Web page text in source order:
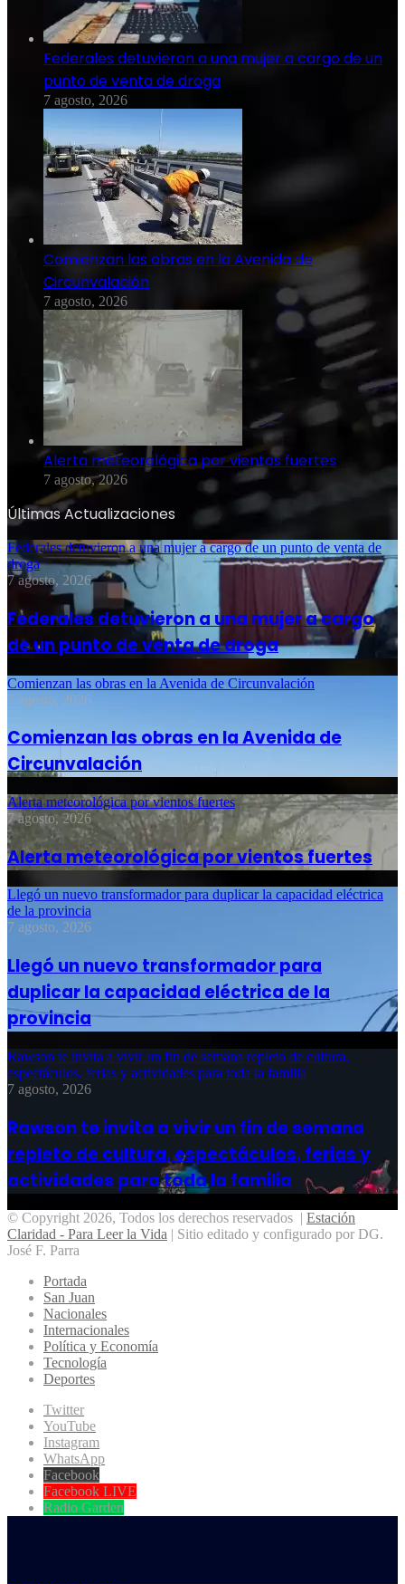
Federales detuvieron a una mujer a cargo de un
punto de venta de droga
7 agosto, 2026
Comienzan las obras en la Avenida de
Circunvalación
7 agosto, 2026
Alerta meteorológica por vientos fuertes
7 agosto, 2026
Últimas Actualizaciones
Federales detuvieron a una mujer a cargo de un punto de venta de
droga
7 agosto, 2026
Federales detuvieron a una mujer a cargo
de un punto de venta de droga
Comienzan las obras en la Avenida de Circunvalación
7 agosto, 2026
Comienzan las obras en la Avenida de
Circunvalación
Alerta meteorológica por vientos fuertes
7 agosto, 2026
Alerta meteorológica por vientos fuertes
Llegó un nuevo transformador para duplicar la capacidad eléctrica
de la provincia
7 agosto, 2026
Llegó un nuevo transformador para
duplicar la capacidad eléctrica de la
provincia
Rawson te invita a vivir un fin de semana repleto de cultura,
espectáculos, ferias y actividades para toda la familia
7 agosto, 2026
Rawson te invita a vivir un fin de semana
repleto de cultura, espectáculos, ferias y
actividades para toda la familia
© Copyright 2026, Todos los derechos reservados | Estación
Claridad - Para Leer la Vida | Sitio editado y configurado por DG.
José F. Parra
Portada
San Juan
Nacionales
Internacionales
Política y Economía
Tecnología
Deportes
Twitter
YouTube
Instagram
WhatsApp
Facebook
Facebook LIVE
Radio Garden